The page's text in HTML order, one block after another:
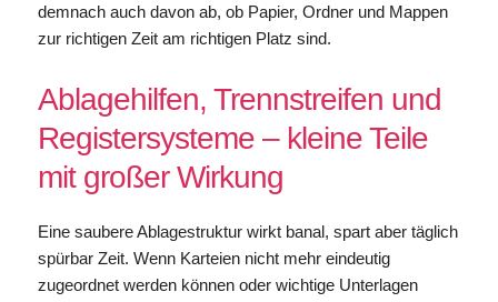
demnach auch davon ab, ob Papier, Ordner und Mappen
zur richtigen Zeit am richtigen Platz sind.
Ablagehilfen, Trennstreifen und
Registersysteme – kleine Teile
mit großer Wirkung
Eine saubere Ablagestruktur wirkt banal, spart aber täglich
spürbar Zeit. Wenn Karteien nicht mehr eindeutig
zugeordnet werden können oder wichtige Unterlagen